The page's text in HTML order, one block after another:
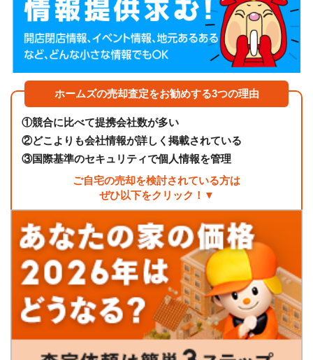
ホームズの売却査定をお勧めする3つの理由
①競合に比べて提携会社数が多い
②どこよりも会社情報が詳しく掲載されている
③国際基準のセキュリティで個人情報を管理
ご自宅の売却を検討されている方は
ぜひ以下をクリック！▼